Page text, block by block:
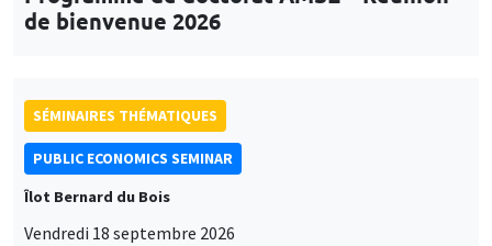
de bienvenue 2026
SÉMINAIRES THÉMATIQUES
PUBLIC ECONOMICS SEMINAR
Îlot Bernard du Bois
Vendredi 18 septembre 2026